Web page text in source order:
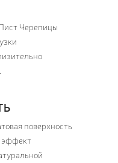
Черепицы
поверхность
эффект